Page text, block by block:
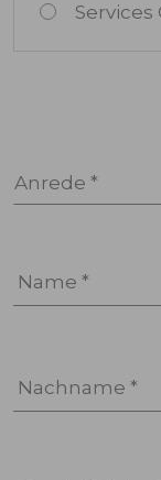
Services
Anrede *
Name *
Nachname *